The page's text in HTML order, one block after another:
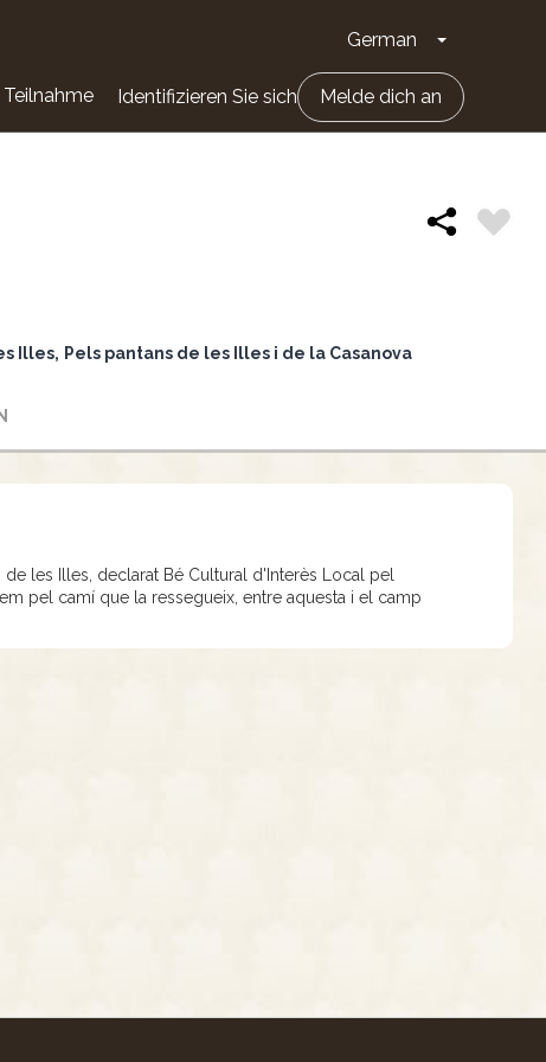
German Dropdown-
Teilnahme Identifizieren Sie sich Melde dich an
Illes Pels pantans de les Illes i de la Casanova
les Illes, declarat Bé Cultural d'Interès Local pel
pel camí que la ressegueix, entre aquesta i el camp